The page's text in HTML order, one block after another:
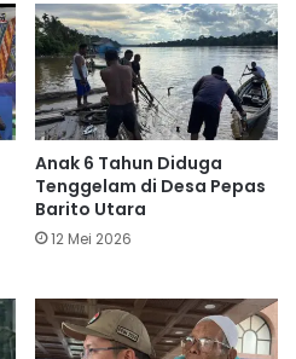
Anak 6 Tahun Diduga
Tenggelam di Desa Pepas
Barito Utara
12 Mei 2026